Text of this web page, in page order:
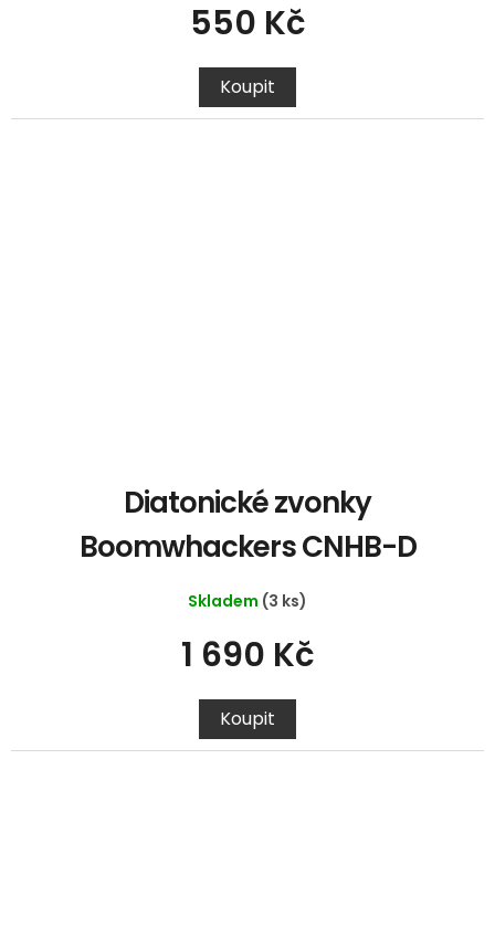
550 Kč
Koupit
Diatonické zvonky
Boomwhackers CNHB-D
Skladem (3 ks)
1 690 Kč
Koupit